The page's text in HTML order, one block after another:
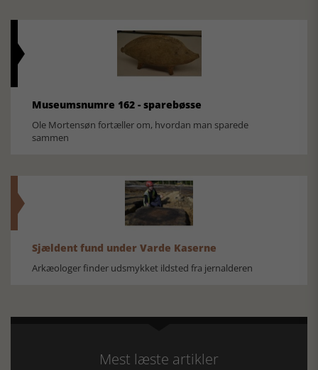
Museumsnumre 162 - sparebøsse
Ole Mortensøn fortæller om, hvordan man sparede
sammen
Sjældent fund under Varde Kaserne
Arkæologer finder udsmykket ildsted fra jernalderen
Mest læste artikler